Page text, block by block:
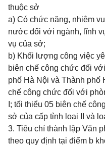
thuộc sở
a) Có chức năng, nhiệm
nước đối với ngành, lĩnh
vụ của sở;
b) Khối lượng công việc
biên chế công chức đối
phố Hà Nội và Thành phố
chế công chức đối với
I; tối thiểu 05 biên chế
sở của cấp tỉnh loại II và
3. Tiêu chí thành lập Văn
theo quy định tại điểm b